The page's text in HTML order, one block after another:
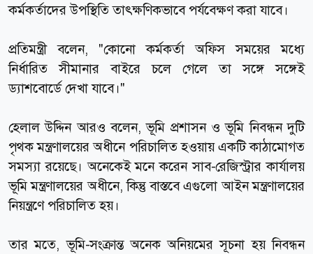
কর্মকর্তাদের উপস্থিতি তাৎক্ষণিকভাবে পর্যবেক্ষণ করা যাবে।
প্রতিমন্ত্রী বলেন, "কোনো কর্মকর্তা অফিস সময়ের মধ্যে
নির্ধারিত সীমানার বাইরে চলে গেলে তা সঙ্গে সঙ্গেই
ড্যাশবোর্ডে দেখা যাবে।"
হেলাল উদ্দিন আরও বলেন, ভূমি প্রশাসন ও ভূমি নিবন্ধন দুটি
পৃথক মন্ত্রণালয়ের অধীনে পরিচালিত হওয়ায় একটি কাঠামোগত
সমস্যা রয়েছে। অনেকেই মনে করেন সাব-রেজিস্ট্রার কার্যালয়
ভূমি মন্ত্রণালয়ের অধীনে, কিন্তু বাস্তবে এগুলো আইন মন্ত্রণালয়ের
নিয়ন্ত্রণে পরিচালিত হয়।
তার মতে, ভূমি-সংক্রান্ত অনেক অনিয়মের সূচনা হয় নিবন্ধন